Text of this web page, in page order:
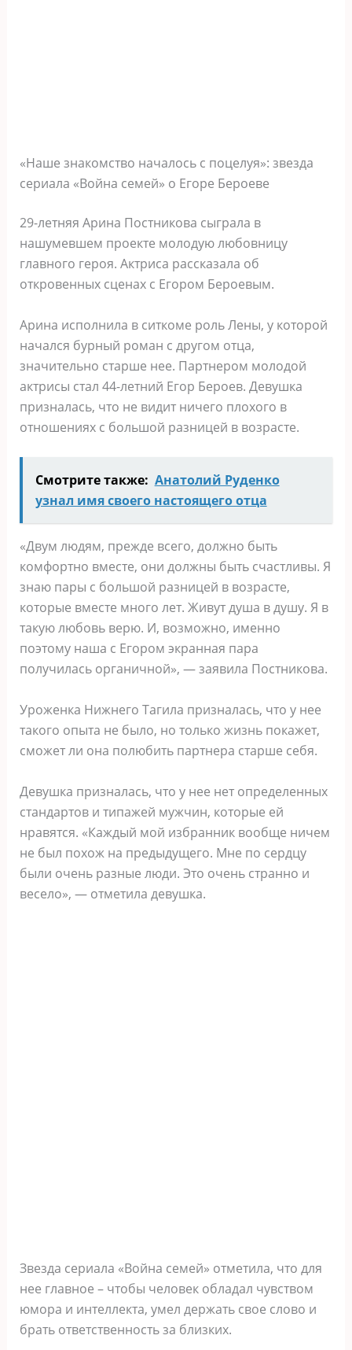
«Наше знакомство началось с поцелуя»: звезда
сериала «Война семей» о Егоре Бероеве
29-летняя Арина Постникова сыграла в
нашумевшем проекте молодую любовницу
главного героя. Актриса рассказала об
откровенных сценах с Егором Бероевым.
Арина исполнила в ситкоме роль Лены, у которой
начался бурный роман с другом отца,
значительно старше нее. Партнером молодой
актрисы стал 44-летний Егор Бероев. Девушка
призналась, что не видит ничего плохого в
отношениях с большой разницей в возрасте.
Смотрите также: Анатолий Руденко
узнал имя своего настоящего отца
«Двум людям, прежде всего, должно быть
комфортно вместе, они должны быть счастливы. Я
знаю пары с большой разницей в возрасте,
которые вместе много лет. Живут душа в душу. Я в
такую любовь верю. И, возможно, именно
поэтому наша с Егором экранная пара
получилась органичной», — заявила Постникова.
Уроженка Нижнего Тагила призналась, что у нее
такого опыта не было, но только жизнь покажет,
сможет ли она полюбить партнера старше себя.
Девушка призналась, что у нее нет определенных
стандартов и типажей мужчин, которые ей
нравятся. «Каждый мой избранник вообще ничем
не был похож на предыдущего. Мне по сердцу
были очень разные люди. Это очень странно и
весело», — отметила девушка.
Звезда сериала «Война семей» отметила, что для
нее главное – чтобы человек обладал чувством
юмора и интеллекта, умел держать свое слово и
брать ответственность за близких.